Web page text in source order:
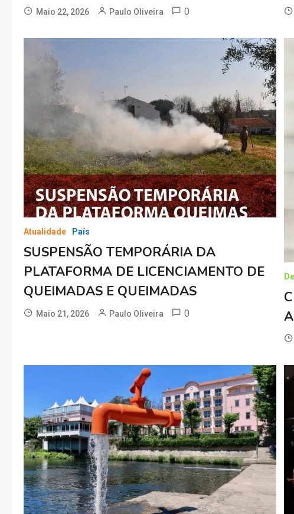
Maio 22, 2026 Paulo Oliveira 0
Atualidade País
SUSPENSÃO TEMPORÁRIA DA
PLATAFORMA DE LICENCIAMENTO DE
QUEIMADAS E QUEIMADAS
Maio 21, 2026 Paulo Oliveira 0